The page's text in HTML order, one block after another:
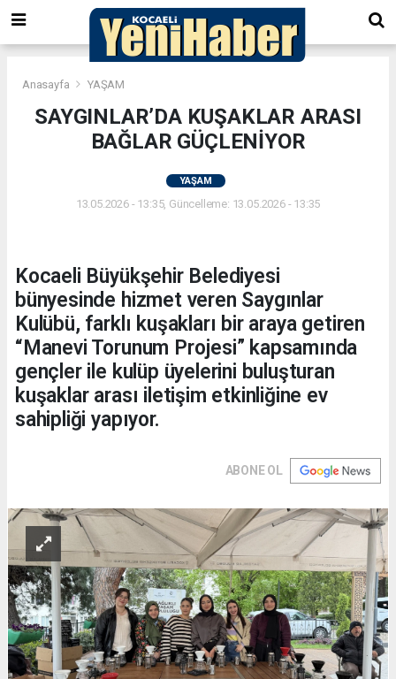
Anasayfa YAŞAM
SAYGINLAR’DA KUŞAKLAR ARASI
BAĞLAR GÜÇLENİYOR
YAŞAM
13.05.2026 - 13:35, Güncelleme: 13.05.2026 - 13:35
Kocaeli Büyükşehir Belediyesi
bünyesinde hizmet veren Saygınlar
Kulübü, farklı kuşakları bir araya getiren
“Manevi Torunum Projesi” kapsamında
gençler ile kulüp üyelerini buluşturan
kuşaklar arası iletişim etkinliğine ev
sahipliği yapıyor.
ABONE OL